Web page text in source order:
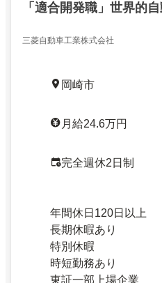
「適合開発職」世界的
三菱自動車工業株式会社
岡崎市
月給24.6万円
完全週休2日制
年間休日120日以上
長期休暇あり
特別休暇
時短勤務あり
東証一部上場企業